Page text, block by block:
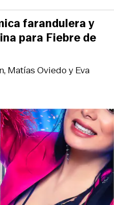
Matías Oviedo y Eva
farandulera y
para Fiebre de